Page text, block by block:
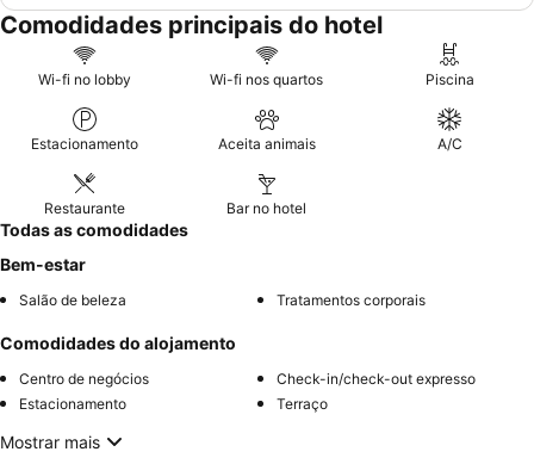
Comodidades principais do hotel
Wi-fi no lobby Wi-fi nos quartos Piscina
Estacionamento Aceita animais A/C
Restaurante Bar no hotel
Todas as comodidades
Bem-estar
Salão de beleza Tratamentos corporais
Comodidades do alojamento
Centro de negócios
Check-in/check-out expresso
Estacionamento
Terraço
Mostrar mais